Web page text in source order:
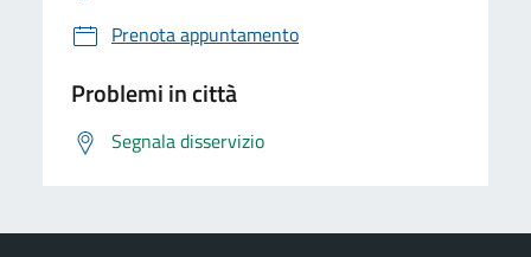
Prenota appuntamento
Problemi in città
Segnala disservizio